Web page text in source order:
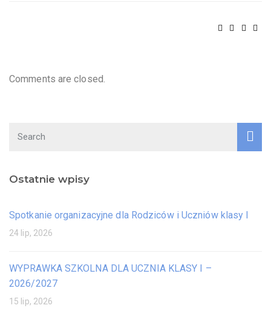
Comments are closed.
Ostatnie wpisy
Spotkanie organizacyjne dla Rodziców i Uczniów klasy I
24 lip, 2026
WYPRAWKA SZKOLNA DLA UCZNIA KLASY I –
2026/2027
15 lip, 2026